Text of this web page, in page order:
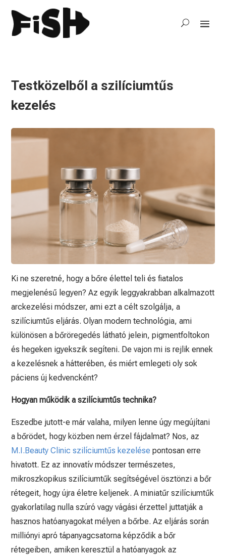
Testközelből a szilíciumtűs
kezelés
Ki ne szeretné, hogy a bőre élettel teli és fiatalos
megjelenésű legyen? Az egyik leggyakrabban alkalmazott
arckezelési módszer, ami ezt a célt szolgálja, a
szilíciumtűs eljárás. Olyan modern technológia, ami
különösen a bőröregedés látható jelein, pigmentfoltokon
és hegeken igyekszik segíteni. De vajon mi is rejlik ennek
a kezelésnek a hátterében, és miért emlegeti oly sok
páciens új kedvencként?
Hogyan működik a szilíciumtűs technika?
Eszedbe jutott-e már valaha, milyen lenne úgy megújítani
a bőrödet, hogy közben nem érzel fájdalmat? Nos, az
M.I.Beauty Clinic szilíciumtűs kezelése pontosan erre
hivatott. Ez az innovatív módszer természetes,
mikroszkopikus szilíciumtűk segítségével ösztönzi a bőr
rétegeit, hogy újra életre keljenek. A miniatűr szilíciumtűk
gyakorlatilag nulla szúró vagy vágási érzettel juttatják a
hasznos hatóanyagokat mélyen a bőrbe. Az eljárás során
milliónyi apró tápanyagcsatorna képződik a bőr
rétegeiben, amiken keresztül a hatóanyagok az